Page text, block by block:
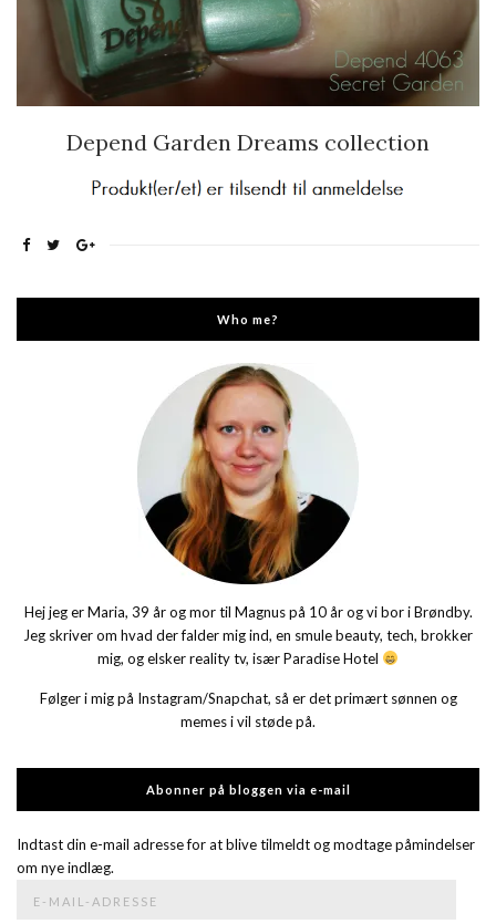
Depend Garden Dreams collection
Who me?
Hej jeg er Maria, 39 år og mor til Magnus på 10 år og vi bor i Brøndby.
Jeg skriver om hvad der falder mig ind, en smule beauty, tech, brokker
mig, og elsker reality tv, især Paradise Hotel
Følger i mig på Instagram/Snapchat, så er det primært sønnen og
memes i vil støde på.
Abonner på bloggen via e-mail
Indtast din e-mail adresse for at blive tilmeldt og modtage påmindelser
om nye indlæg.